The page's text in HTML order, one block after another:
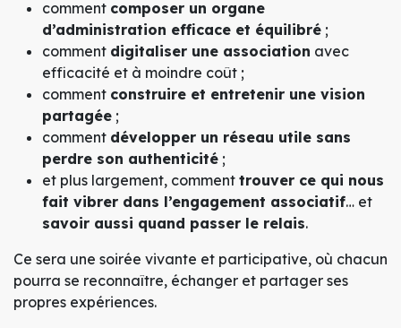
comment composer un organe
d’administration efficace et équilibré ;
comment digitaliser une association avec
efficacité et à moindre coût ;
comment construire et entretenir une vision
partagée ;
comment développer un réseau utile sans
perdre son authenticité ;
et plus largement, comment trouver ce qui nous
fait vibrer dans l’engagement associatif… et
savoir aussi quand passer le relais.
Ce sera une soirée vivante et participative, où chacun
pourra se reconnaître, échanger et partager ses
propres expériences.